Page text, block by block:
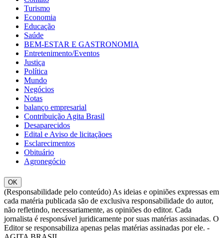
Turismo
Economia
Educação
Saúde
BEM-ESTAR E GASTRONOMIA
Entretenimento/Eventos
Justiça
Política
Mundo
Negócios
Notas
balanço empresarial
Contribuição Agita Brasil
Desaparecidos
Edital e Aviso de licitaçãoes
Esclarecimentos
Obituário
Agronegócio
OK
(Responsabilidade pelo conteúdo) As ideias e opiniões expressas em
cada matéria publicada são de exclusiva responsabilidade do autor,
não refletindo, necessariamente, as opiniões do editor. Cada
jornalista é responsável juridicamente por suas matérias assinadas. O
Editor se responsabiliza apenas pelas matérias assinadas por ele. -